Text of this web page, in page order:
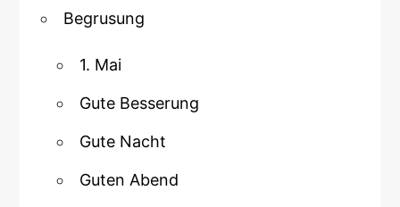
Begrusung
1. Mai
Gute Besserung
Gute Nacht
Guten Abend